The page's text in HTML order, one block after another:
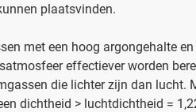
plaatsvinden.
met een hoog argongehalte
effectiever worden
die lichter zijn dan lucht.
dichtheid > luchtdichtheid =